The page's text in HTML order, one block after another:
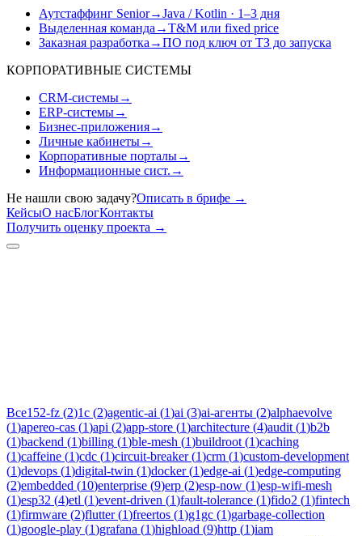
Аутстаффинг Senior→Java / Kotlin · 1–3 дня
Выделенная команда →T&M или fixed price
Заказная разработка →ПО под ключ от ТЗ до запуска
КОРПОРАТИВНЫЕ СИСТЕМЫ
CRM-системы→
ERP-системы→
Бизнес-приложения→
Личные кабинеты→
Корпоративные порталы→
Информационные сист. →
Не нашли свою задачу?Описать в брифе →
КейсыО насБлогКонтакты
Получить оценку проекта →
Все152-fz (2)1c (2)agentic-ai (1)ai (3)ai-агенты (2)alphaevolve
(1)apereo-cas (1)api (2)app-store (1)architecture (4)audit (1)b2b
(1)backend (1)billing (1)ble-mesh (1)buildroot (1)caching
(1)caffeine (1)cdc (1)circuit-breaker(1)crm (1)custom-development
(1)devops (1)digital-twin (1)docker(1)edge-ai (1)edge-computing
(2)embedded (10)enterprise (9)erp (2)esp-now (1)esp-wifi-mesh
(1)esp32 (4)etl (1)event-driven (1)fault-tolerance (1)fido2 (1)fintech
(1)firmware (2)flutter(1)freertos (1)g1gc (1)garbage-collection
(1)google-play (1)grafana (1)highload (9)http (1)iam